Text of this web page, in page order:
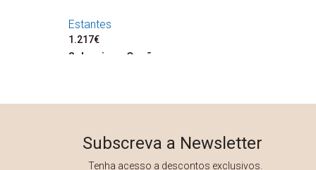
Estantes
1.217€
Seleccione Opções
Subscreva a Newsletter
Tenha acesso a descontos exclusivos.